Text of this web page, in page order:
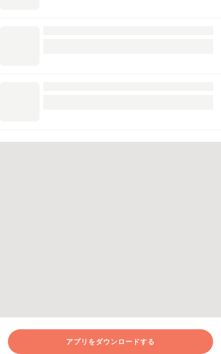
アプリをダウンロードする